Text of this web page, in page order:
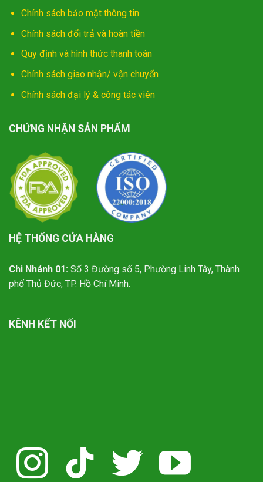
Chính sách bảo mật thông tin
Chính sách đổi trả và hoàn tiền
Quy định và hình thức thanh toán
Chính sách giao nhận/ vận chuyển
Chính sách đại lý & công tác viên
CHỨNG NHẬN SẢN PHẨM
HỆ THỐNG CỬA HÀNG
Chi Nhánh 01: Số 3 Đường số 5, Phường Linh Tây, Thành
phố Thủ Đức, TP. Hồ Chí Minh.
KÊNH KẾT NỐI